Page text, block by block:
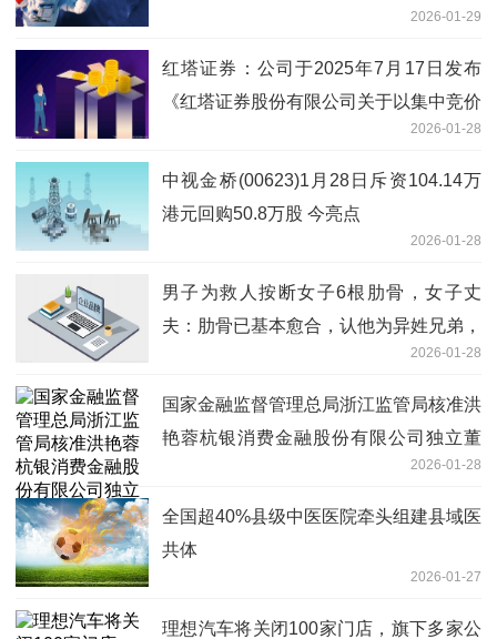
2026-01-29
红塔证券：公司于2025年7月17日发布
《红塔证券股份有限公司关于以集中竞价
2026-01-28
中视金桥(00623)1月28日斥资104.14万
港元回购50.8万股 今亮点
2026-01-28
男子为救人按断女子6根肋骨，女子丈
夫：肋骨已基本愈合，认他为异姓兄弟，
2026-01-28
国家金融监督管理总局浙江监管局核准洪
艳蓉杭银消费金融股份有限公司独立董
2026-01-28
全国超40%县级中医医院牵头组建县域医
共体
2026-01-27
理想汽车将关闭100家门店，旗下多家公